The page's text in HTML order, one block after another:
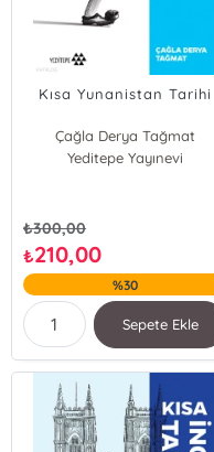
Kısa Yunanistan Tarihi
Çağla Derya Tağmat
Yeditepe Yayınevi
₺300,00
₺210,00
%30
Sepete Ekle